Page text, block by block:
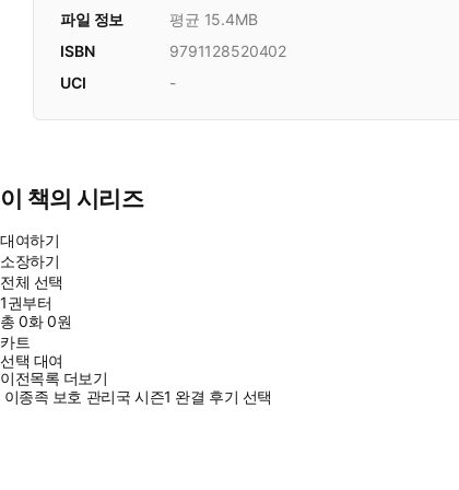
파일 정보
평균 15.4MB
ISBN
9791128520402
UCI
-
이 책의 시리즈
대여하기
소장하기
전체 선택
1권부터
총0화0원
카트
선택 대여
이전목록 더보기
이종족 보호 관리국 시즌1 완결 후기 선택